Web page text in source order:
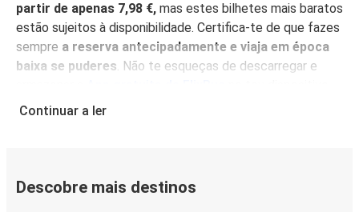
partir de apenas 7,98 €, mas estes bilhetes mais baratos
estão sujeitos à disponibilidade. Certifica-te de que fazes
sempre a reserva antecipadamente e viaja em época
baixa se puderes. Não te esqueças de descarregar e
móvel e encontra os melhores preços, gere mais
simplesmente mostra-o ao condutor, e depois acomoda-
Continuar a ler
Descobre mais destinos